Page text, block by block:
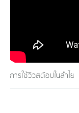
การใช้วิวสต๊อปในลำไย